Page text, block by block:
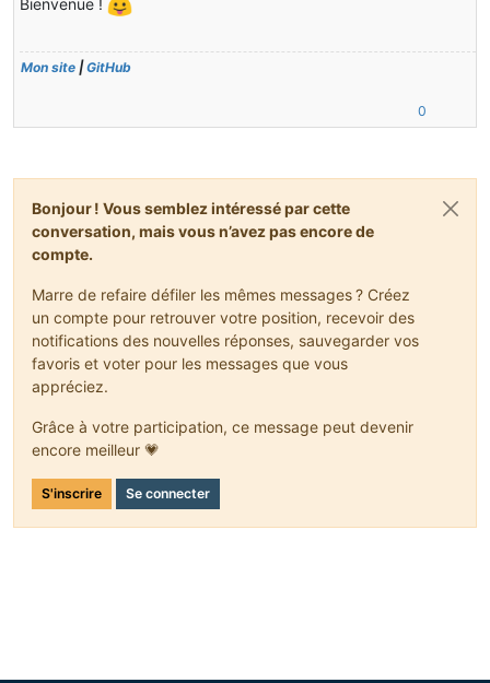
Bienvenue !
Mon site |GitHub
0
Bonjour ! Vous semblez intéressé par cette
conversation, mais vous n’avez pas encore de
compte.
Marre de refaire défiler les mêmes messages ? Créez
un compte pour retrouver votre position, recevoir des
notifications des nouvelles réponses, sauvegarder vos
favoris et voter pour les messages que vous
appréciez.
Grâce à votre participation, ce message peut devenir
encore meilleur 💗
S'inscrire Se connecter